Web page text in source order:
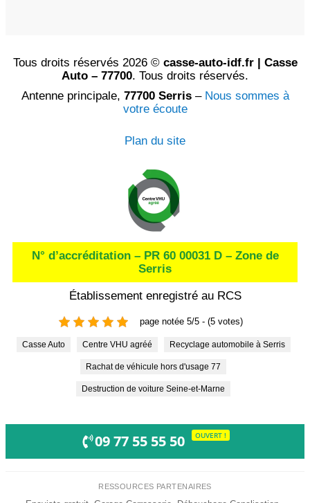
Tous droits réservés 2026 © casse-auto-idf.fr | Casse
Auto – 77700. Tous droits réservés.
Antenne principale, 77700 Serris– Nous sommes à
votre écoute
Plan du site
N° d’accréditation – PR 60 00031 D – Zone de
Serris
Établissement enregistré au RCS
page notée 5/5 - (5 votes)
Casse Auto Centre VHU agréé Recyclage automobile à Serris
Rachat de véhicule hors d'usage 77
Destruction de voiture Seine-et-Marne
09 77 55 55 50 OUVERT !
RESSOURCES PARTENAIRES